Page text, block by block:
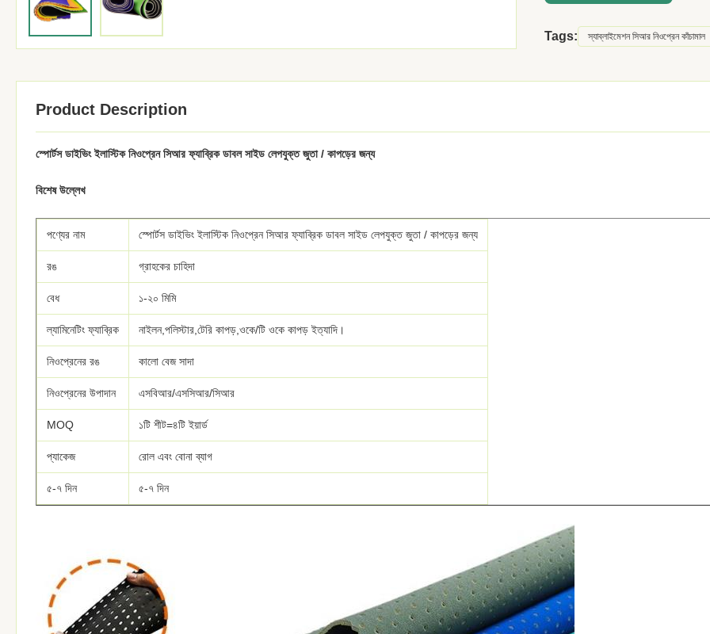
Tags: স্যাব্লাইমেশন সিআর নিওপ্রেন কাঁচামাল
Product Description
স্পোর্টস ডাইভিং ইলাস্টিক নিওপ্রেন সিআর ফ্যাব্রিক ডাবল সাইড লেপযুক্ত জুতা / কাপড়ের জন্য
বিশেষ উল্লেখ
পণ্যের নাম স্পোর্টস ডাইভিং ইলাস্টিক নিওপ্রেন সিআর ফ্যাব্রিক ডাবল সাইড লেপযুক্ত জুতা / কাপড়ের জন্য
রঙ গ্রাহকের চাহিদা
বেধ ১-২০ মিমি
ল্যামিনেটিং ফ্যাব্রিক নাইলন,পলিস্টার,টেরি কাপড়,ওকে/টি ওকে কাপড় ইত্যাদি।
নিওপ্রেনের রঙ কালো বেজ সাদা
নিওপ্রেনের উপাদান এসবিআর/এসসিআর/সিআর
MOQ ১টি শীট=৪টি ইয়ার্ড
প্যাকেজ রোল এবং বোনা ব্যাগ
৫-৭ দিন ৫-৭ দিন